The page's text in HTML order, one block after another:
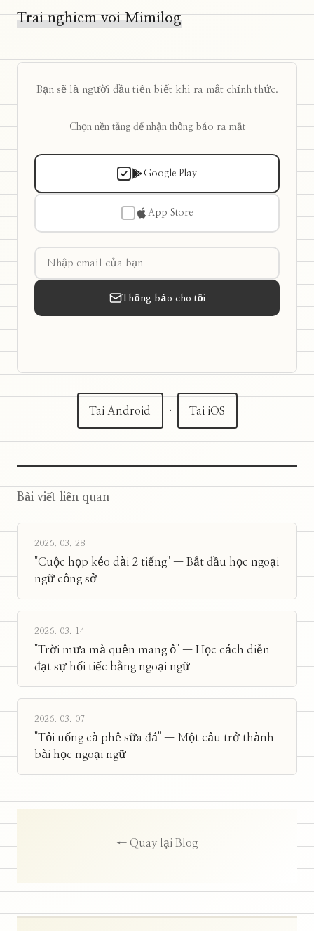
Trai nghiem voi Mimilog
Bạn sẽ là người đầu tiên biết khi ra mắt chính thức.
Chọn nền tảng để nhận thông báo ra mắt
Google Play
App Store
Thông báo cho tôi
Tai Android · Tai iOS
Bài viết liên quan
2026. 03. 28
"Cuộc họp kéo dài 2 tiếng" — Bắt đầu học ngoại
ngữ công sở
2026. 03. 14
"Trời mưa mà quên mang ô" — Học cách diễn
đạt sự hối tiếc bằng ngoại ngữ
2026. 03. 07
"Tôi uống cà phê sữa đá" — Một câu trở thành
bài học ngoại ngữ
← Quay lại Blog